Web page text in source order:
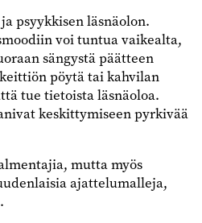
psyykkisen läsnäolon.
voi tuntua vaikealta,
sängystä päätteen
pöytä tai kahvilan
tue tietoista läsnäoloa.
keskittymiseen pyrkivää
mutta myös
ajattelumalleja,